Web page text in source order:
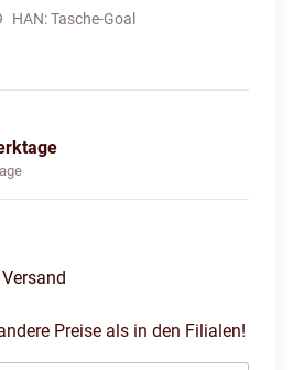
HAN:Tasche-Goal
Versand
Preise als in den Filialen!